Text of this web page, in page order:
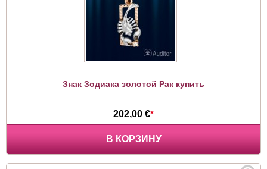
Знак Зодиака золотой Рак купить
202,00 €*
В КОРЗИНУ